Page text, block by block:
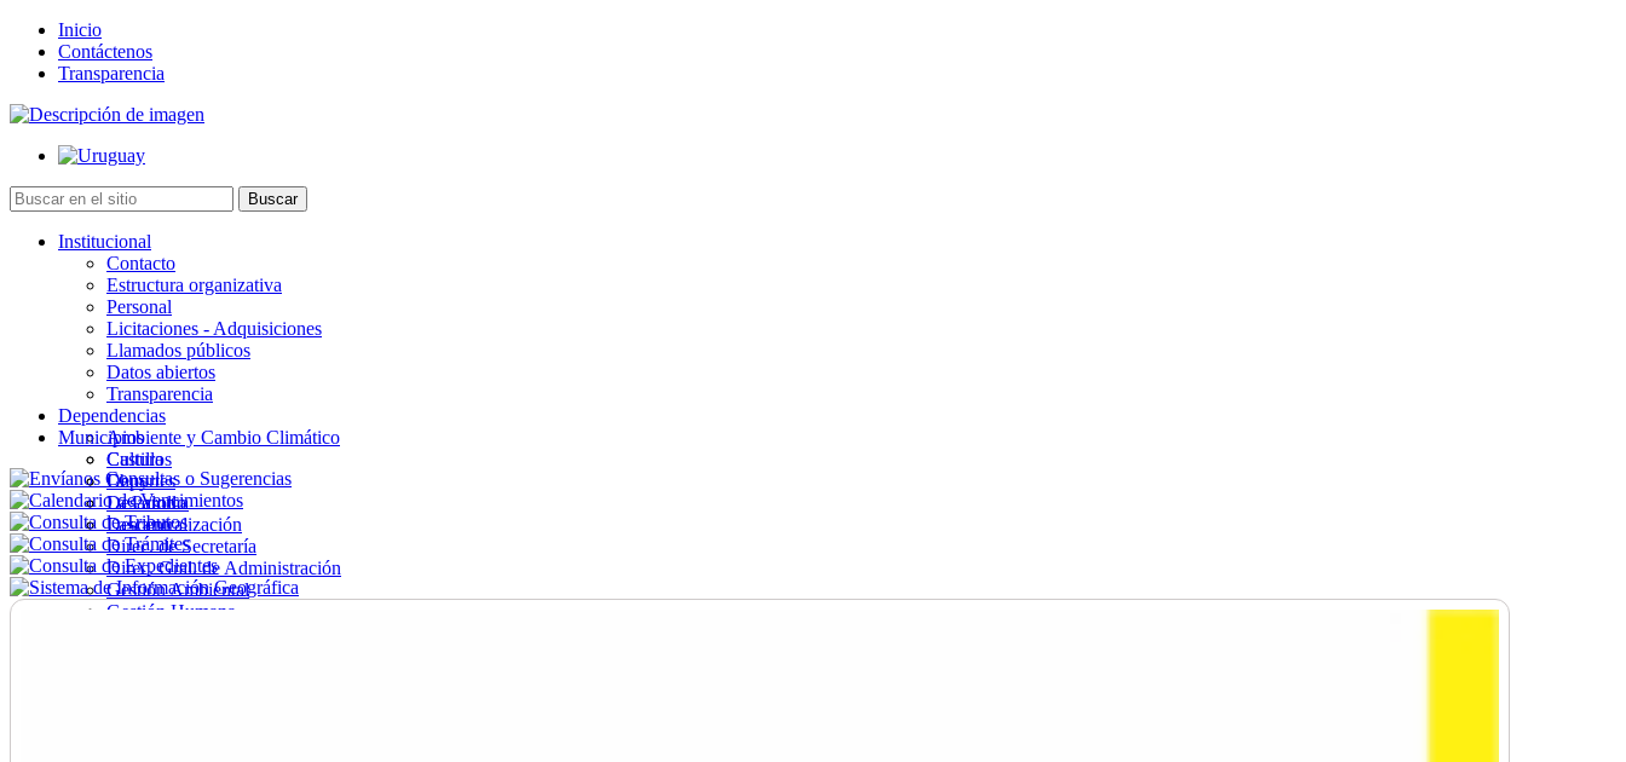
Inicio
Contáctenos
Transparencia
Institucional
Contacto
Estructura organizativa
Personal
Licitaciones - Adquisiciones
Llamados públicos
Datos abiertos
Transparencia
Dependencias
Ambiente y Cambio Climático
Cultura
Deportes
Desarrollo
Descentralización
Direc. de Secretaría
Direc. Gral. de Administración
Gestión Ambiental
Gestión Humana
Municipios
Castillos
Chuy
La Paloma
Lascano